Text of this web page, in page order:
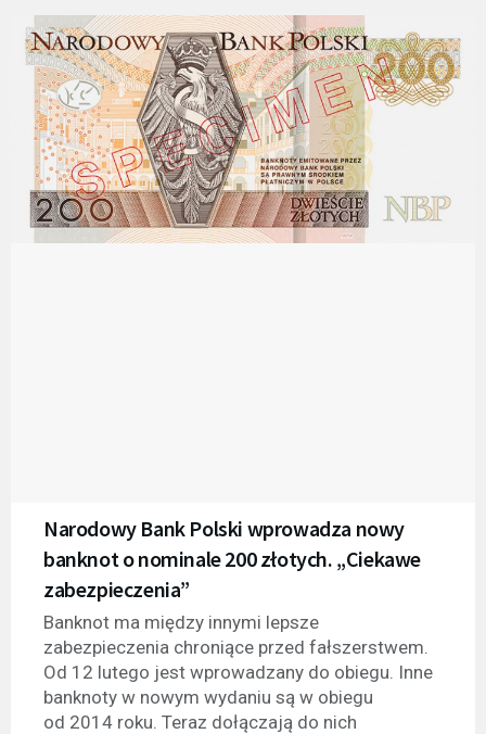
Narodowy Bank Polski wprowadza nowy
banknot o nominale 200 złotych. „Ciekawe
zabezpieczenia”
Banknot ma między innymi lepsze
zabezpieczenia chroniące przed fałszerstwem.
Od 12 lutego jest wprowadzany do obiegu. Inne
banknoty w nowym wydaniu są w obiegu
od 2014 roku. Teraz dołączają do nich